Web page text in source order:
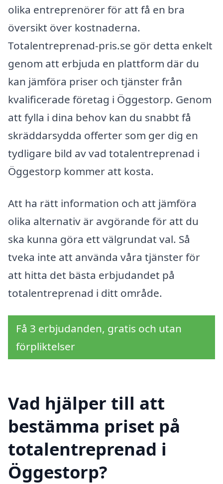
olika entreprenörer för att få en bra
översikt över kostnaderna.
Totalentreprenad-pris.se gör detta enkelt
genom att erbjuda en plattform där du
kan jämföra priser och tjänster från
kvalificerade företag i Öggestorp. Genom
att fylla i dina behov kan du snabbt få
skräddarsydda offerter som ger dig en
tydligare bild av vad totalentreprenad i
Öggestorp kommer att kosta.
Att ha rätt information och att jämföra
olika alternativ är avgörande för att du
ska kunna göra ett välgrundat val. Så
tveka inte att använda våra tjänster för
att hitta det bästa erbjudandet på
totalentreprenad i ditt område.
Få 3 erbjudanden, gratis och utan
förpliktelser
Vad hjälper till att
bestämma priset på
totalentreprenad i
Öggestorp?